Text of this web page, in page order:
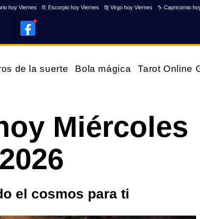
hoy Viernes ♏ Escorpio hoy Viernes ♍ Virgo hoy Viernes ♑ Capricornio
de la suerte Bola mágica Tarot Online
Miércoles
el cosmos para ti